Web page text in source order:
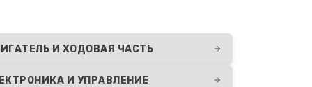
И ХОДОВАЯ ЧАСТЬ
И УПРАВЛЕНИЕ